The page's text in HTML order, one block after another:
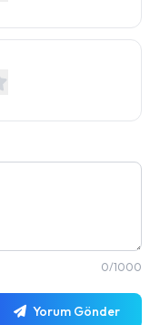
0/1000
Yorum Gönder